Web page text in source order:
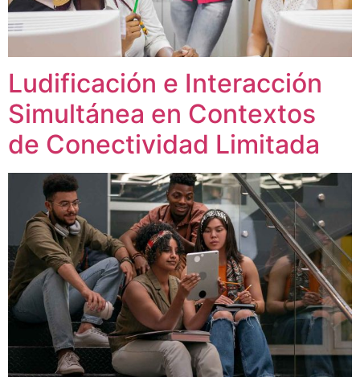
Ludificación e Interacción
Simultánea en Contextos
de Conectividad Limitada